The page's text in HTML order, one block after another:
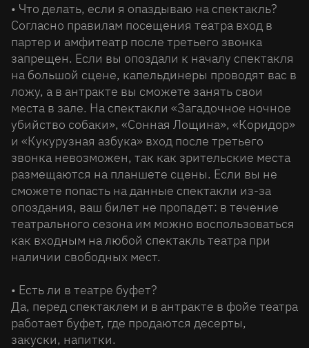
• Что делать, если я опаздываю на спектакль?
Согласно правилам посещения театра вход в
партер и амфитеатр после третьего звонка
запрещен. Если вы опоздали к началу спектакля
на большой сцене, капельдинеры проводят вас в
ложу, а в антракте вы сможете занять свои
места в зале. На спектакли «Загадочное ночное
убийство собаки», «Сонная Лощина», «Коридор»
и «Кукурузная азбука» вход после третьего
звонка невозможен, так как зрительские места
размещаются на планшете сцены. Если вы не
сможете попасть на данные спектакли из-за
опоздания, ваш билет не пропадет: в течение
театрального сезона им можно воспользоваться
как входным на любой спектакль театра при
наличии свободных мест.
• Есть ли в театре буфет?
Да, перед спектаклем и в антракте в фойе театра
работает буфет, где продаются десерты,
закуски, напитки.